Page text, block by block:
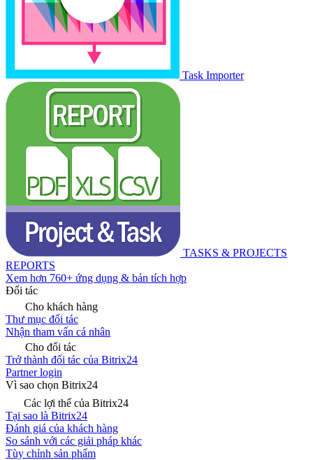
Task Importer
TASKS & PROJECTS
REPORTS
Xem hơn 760+ ứng dụng & bản tích hợp
Đối tác
Cho khách hàng
Thư mục đối tác
Nhận tham vấn cá nhân
Cho đối tác
Trở thành đối tác của Bitrix24
Partner login
Vì sao chọn Bitrix24
Các lợi thế của Bitrix24
Tại sao là Bitrix24
Đánh giá của khách hàng
So sánh với các giải pháp khác
Tùy chỉnh sản phẩm